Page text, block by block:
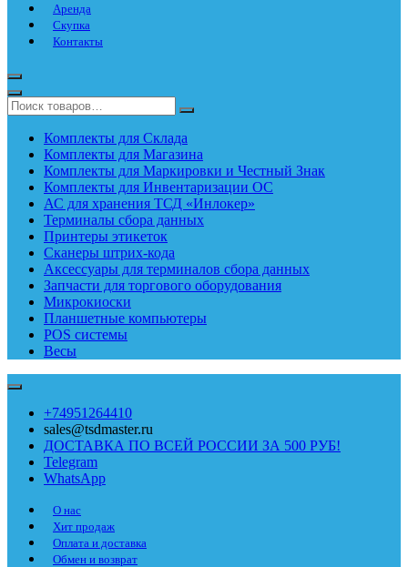
Аренда
Скупка
Контакты
Комплекты для Склада
Комплекты для Магазина
Комплекты для Маркировки и Честный Знак
Комплекты для Инвентаризации ОС
АС для хранения ТСД «Инлокер»
Терминалы сбора данных
Принтеры этикеток
Сканеры штрих-кода
Аксессуары для терминалов сбора данных
Запчасти для торгового оборудования
Микрокиоски
Планшетные компьютеры
POS системы
Весы
+74951264410
sales@tsdmaster.ru
ДОСТАВКА ПО ВСЕЙ РОССИИ ЗА 500 РУБ!
Telegram
WhatsApp
О нас
Хит продаж
Оплата и доставка
Обмен и возврат